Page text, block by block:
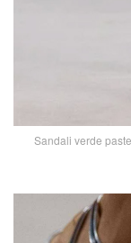
Sandali verde